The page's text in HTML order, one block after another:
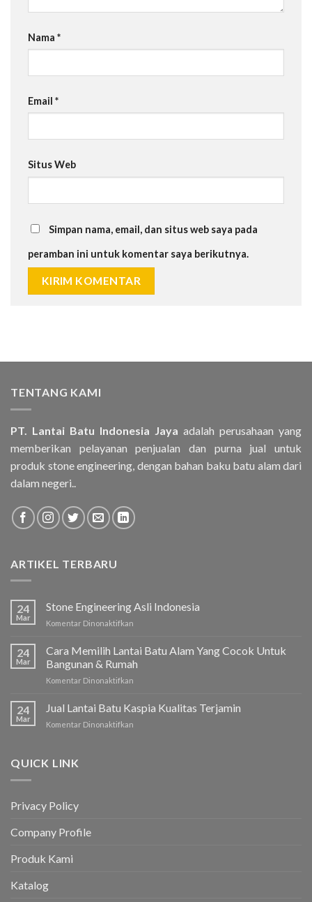
Nama *
Email *
Situs Web
Simpan nama, email, dan situs web saya pada
peramban ini untuk komentar saya berikutnya.
TENTANG KAMI
PT. Lantai Batu Indonesia Jaya adalah perusahaan yang
memberikan pelayanan penjualan dan purna jual untuk
produk stone engineering, dengan bahan baku batu alam dari
dalam negeri..
ARTIKEL TERBARU
24
Mar
Stone Engineering Asli Indonesia
Komentar Dinonaktifkan
Engineering
Indonesia
24
Mar
Cara Memilih Lantai Batu Alam Yang Cocok Untuk
Bangunan & Rumah
Komentar Dinonaktifkan
Memilih
Lantai
24
Mar
Jual Lantai Batu Kaspia Kualitas Terjamin
Komentar Dinonaktifkan
QUICK LINK
Privacy Policy
Company Profile
Produk Kami
Katalog